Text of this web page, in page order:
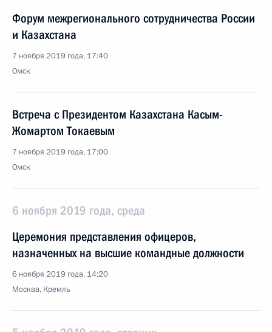
Форум межрегионального сотрудничества России
и Казахстана
7 ноября 2019 года, 17:40
Омск
Встреча с Президентом Казахстана Касым-
Жомартом Токаевым
7 ноября 2019 года, 17:00
Омск
6 ноября 2019 года, среда
Церемония представления офицеров,
назначенных на высшие командные должности
6 ноября 2019 года, 14:20
Москва, Кремль